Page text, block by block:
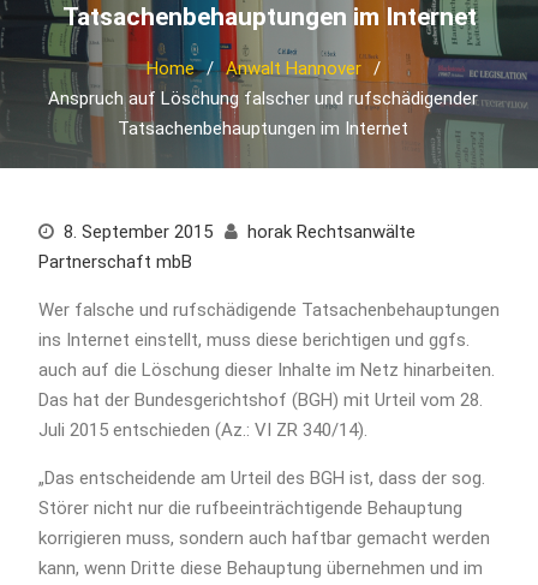
Tatsachenbehauptungen im Internet
Home
Anwalt Hannover
Anspruch auf Löschung falscher und rufschädigender
Tatsachenbehauptungen im Internet
8. September 2015
horak Rechtsanwälte
Partnerschaft mbB
Wer falsche und rufschädigende Tatsachenbehauptungen
ins Internet einstellt, muss diese berichtigen und ggfs.
auch auf die Löschung dieser Inhalte im Netz hinarbeiten.
Das hat der Bundesgerichtshof (BGH) mit Urteil vom 28.
Juli 2015 entschieden (Az.: VI ZR 340/14).
„Das entscheidende am Urteil des BGH ist, dass der sog.
Störer nicht nur die rufbeeinträchtigende Behauptung
korrigieren muss, sondern auch haftbar gemacht werden
kann, wenn Dritte diese Behauptung übernehmen und im